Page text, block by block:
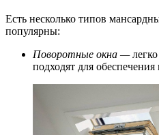
Есть несколько типов
популярны:
Поворотные окна —
подходят для